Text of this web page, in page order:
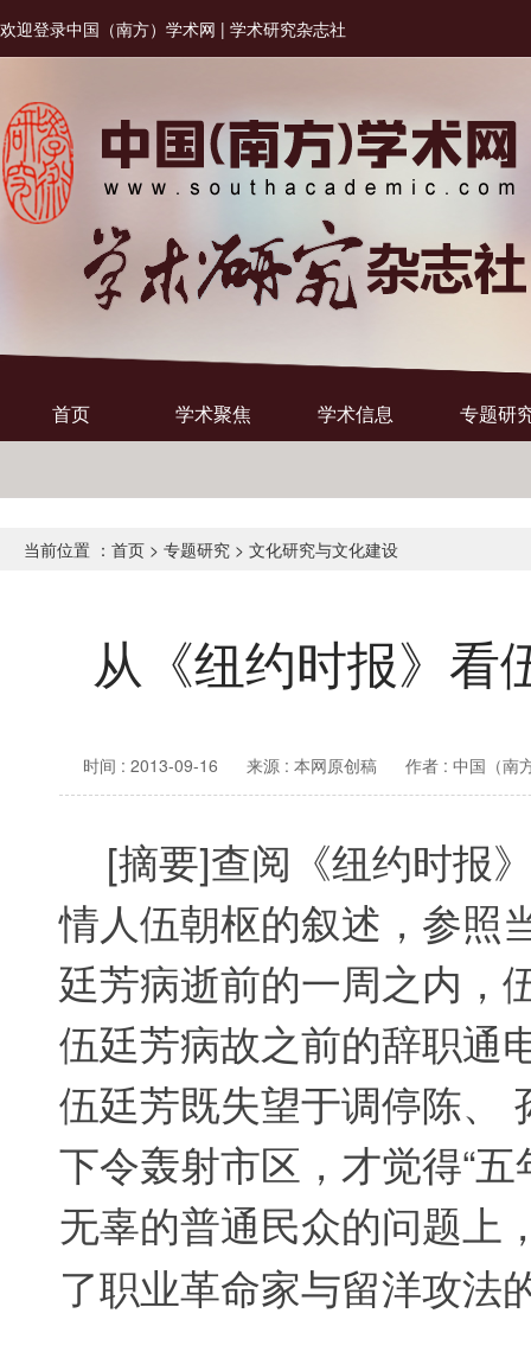
欢迎登录中国（南方）学术网 | 学术研究杂志社
首页 学术聚焦 学术信息 专题研
当前位置 ： 首页 > 专题研究 > 文化研究与文化建设
从《纽约时报》看
时间 : 2013-09-16 来源 : 本网原创稿 作者 : 中国（南
[摘要]查阅《纽约时报
情人伍朝枢的叙述 ， 参照
廷芳病逝前的一周之内，
伍廷芳病故之前的辞职通
伍廷芳既失望于调停陈、
下令轰射市区，才觉得“五
无辜的普通民众的问题上
了职业革命家与留洋攻法